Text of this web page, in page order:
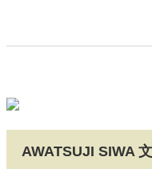
AWATSUJI SIWA